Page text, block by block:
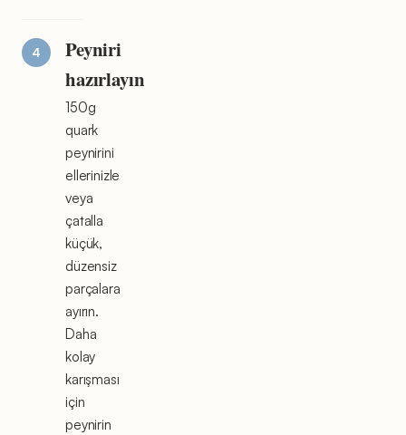
Peyniri
hazırlayın
150g
quark
peynirini
ellerinizle
veya
çatalla
küçük,
düzensiz
parçalara
ayırın.
Daha
kolay
karışması
için
peynirin